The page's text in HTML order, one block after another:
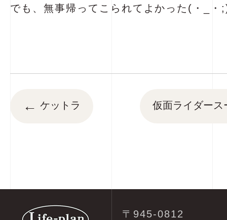
でも、無事帰ってこられてよかった(・_・
← ケットラ 仮面ライダー
〒945-0812